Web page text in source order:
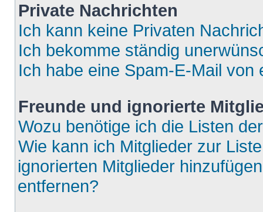
Private Nachrichten
Ich kann keine Privaten
Ich bekomme ständig
Ich habe eine Spam-E-Mail
Freunde und ignorierte
Wozu benötige ich die Listen
Wie kann ich Mitglieder zur
ignorierten Mitglieder
entfernen?